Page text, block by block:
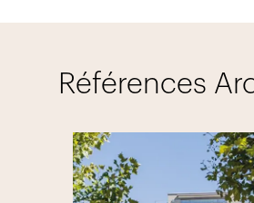
1998– Afin d'élargir
où la conjoncture le
générations de
Références